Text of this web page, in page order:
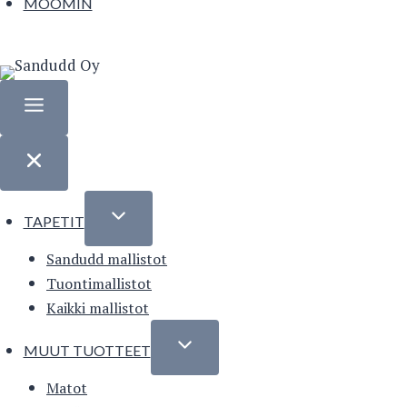
TAPETIT
Sandudd mallistot
Tuontimallistot
Kaikki mallistot
MUUT TUOTTEET
Matot